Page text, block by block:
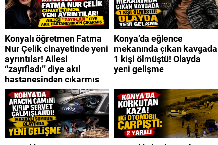
Konyalı öğretmen Fatma
Nur Çelik cinayetinde yeni
ayrıntılar! Ailesi
“zayıfladı’’ diye akıl
hastanesinden çıkarmış
Konya’da eğlence
mekanında çıkan kavgada
1 kişi ölmüştü! Olayda
yeni gelişme